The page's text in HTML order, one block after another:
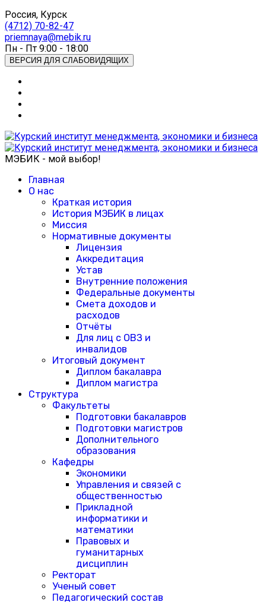
Россия, Курск
(4712) 70-82-47
priemnaya@mebik.ru
Пн - Пт 9:00 - 18:00
ВЕРСИЯ ДЛЯ СЛАБОВИДЯЩИХ
МЭБИК - мой выбор!
Главная
О нас
Краткая история
История МЭБИК в лицах
Миссия
Нормативные документы
Лицензия
Аккредитация
Устав
Внутренние положения
Федеральные документы
Смета доходов и
расходов
Отчёты
Для лиц с ОВЗ и
инвалидов
Итоговый документ
Диплом бакалавра
Диплом магистра
Структура
Факультеты
Подготовки бакалавров
Подготовки магистров
Дополнительного
образования
Кафедры
Экономики
Управления и связей с
общественностью
Прикладной
информатики и
математики
Правовых и
гуманитарных
дисциплин
Ректорат
Ученый совет
Педагогический состав